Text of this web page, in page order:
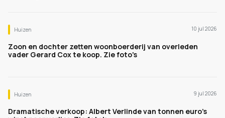
Huizen 10 jul 2026
Zoon en dochter zetten woonboerderij van overleden
vader Gerard Cox te koop. Zie foto's
Huizen 9 jul 2026
Dramatische verkoop: Albert Verlinde van tonnen euro's